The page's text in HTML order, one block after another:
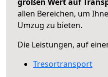
allen Bereichen, um
Umzug zu bieten.
Die Leistungen, auf
Tresortransport